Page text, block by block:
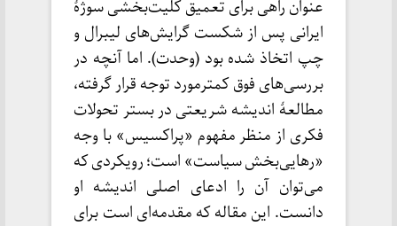
عنوان راهی برای تعمیق کلیت‌بخشی سوژهٔ
ایرانی پس از شکست گرایش‌های لیبرال و
چپ اتخاذ شده بود (وحدت). اما آنچه در
بررسی‌های فوق کمترمورد توجه قرار گرفته،
مطالعهٔ اندیشه شریعتی در بستر تحولات
فکری از منظر مفهوم «پراکسیس» با وجه
«رهایی‌بخش سیاست» است؛ رویکردی که
می‌توان آن را ادعای اصلی اندیشه او
دانست. این مقاله که مقدمه‌ای است برای